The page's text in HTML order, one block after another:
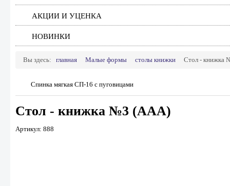
АКЦИИ И УЦЕНКА
НОВИНКИ
Вы здесь: главная Малые формы столы книжки Стол - книжка
Спинка мягкая СП-16 с пуговицами
Стол - книжка №3 (ААА)
Артикул: 888